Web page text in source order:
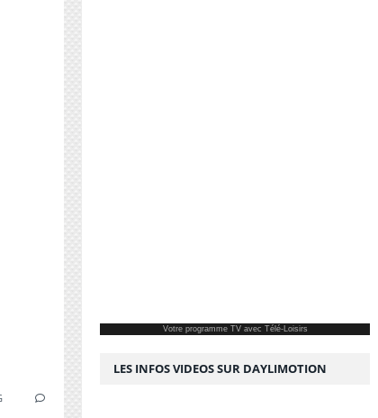
Votre programme TVavec Télé-Loisirs
LES INFOS VIDEOS SUR DAYLIMOTION